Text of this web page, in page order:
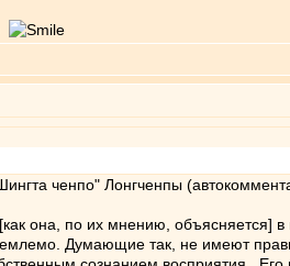
ченпо" Лонгченпы
она, по их мнению, объясняется]
Думающие так, не имеют